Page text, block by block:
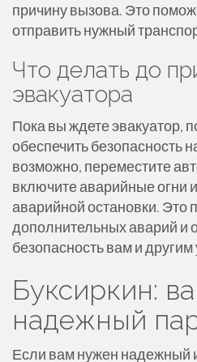
причину вызова. Это
отправить нужный
Что делать до
эвакуатора
Пока вы ждете эвакуатор,
обеспечить безопасность
возможно, переместите
включите аварийные огни
аварийной остановки. Это
дополнительных аварий и
безопасность вам и
Буксиркин:
надежный
Если вам нужен надежный